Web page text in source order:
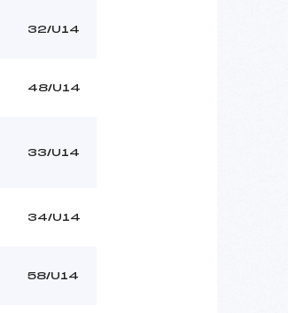
32/U14
48/U14
33/U14
34/U14
58/U14